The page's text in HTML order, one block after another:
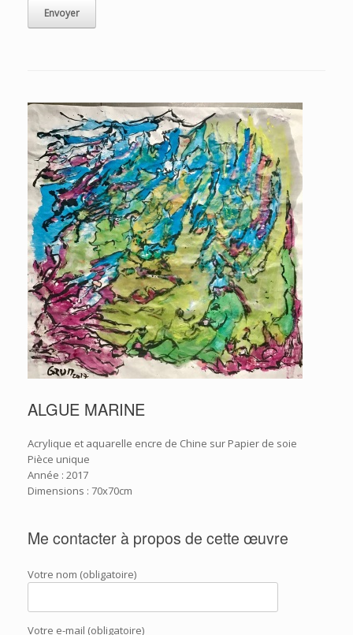
ALGUE MARINE
Acrylique et aquarelle encre de Chine sur Papier de soie
Pièce unique
Année : 2017
Dimensions : 70x70cm
Me contacter à propos de cette œuvre
Votre nom (obligatoire)
Votre e-mail (obligatoire)